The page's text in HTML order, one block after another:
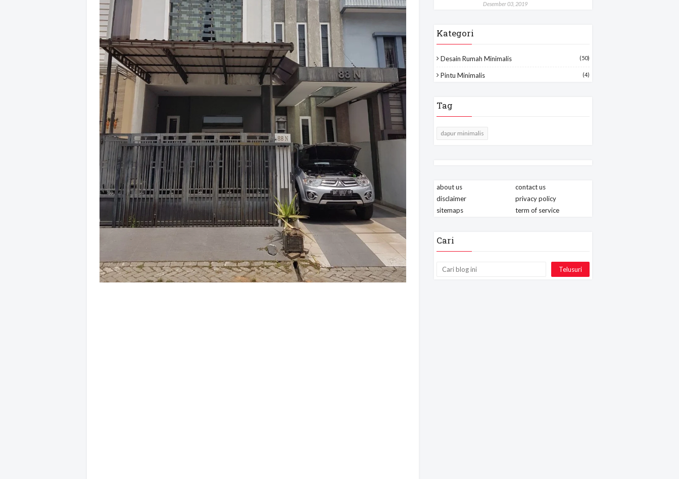
Desember 03, 2019
Kategori
Desain Rumah Minimalis (50)
Pintu Minimalis (4)
Tag
dapur minimalis
about us
contact us
disclaimer
privacy policy
sitemaps
term of service
Cari